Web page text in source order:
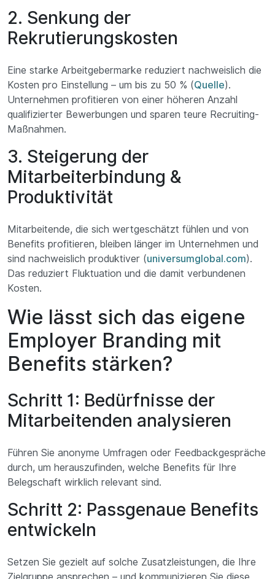
2. Senkung der
Rekrutierungskosten
Eine starke Arbeitgebermarke reduziert nachweislich die
Kosten pro Einstellung – um bis zu 50 % (Quelle).
Unternehmen profitieren von einer höheren Anzahl
qualifizierter Bewerbungen und sparen teure Recruiting-
Maßnahmen.
3. Steigerung der
Mitarbeiterbindung &
Produktivität
Mitarbeitende, die sich wertgeschätzt fühlen und von
Benefits profitieren, bleiben länger im Unternehmen und
sind nachweislich produktiver (universumglobal.com).
Das reduziert Fluktuation und die damit verbundenen
Kosten.
Wie lässt sich das eigene
Employer Branding mit
Benefits stärken?
Schritt 1: Bedürfnisse der
Mitarbeitenden analysieren
Führen Sie anonyme Umfragen oder Feedbackgespräche
durch, um herauszufinden, welche Benefits für Ihre
Belegschaft wirklich relevant sind.
Schritt 2: Passgenaue Benefits
entwickeln
Setzen Sie gezielt auf solche Zusatzleistungen, die Ihre